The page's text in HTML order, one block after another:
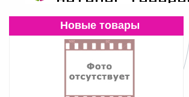
Новые товары